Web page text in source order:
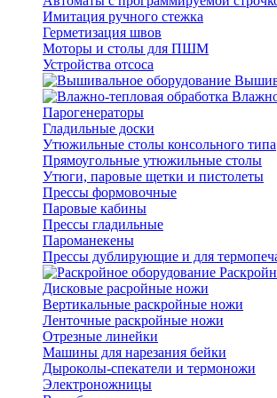
Имитация ручного стежка
Герметизация швов
Моторы и столы для ПШМ
Устройства отсоса
Парогенераторы
Гладильные доски
Утюжильные столы консольного типа
Прямоугольные утюжильные столы
Утюги, паровые щетки и пистолеты
Прессы формовочные
Паровые кабины
Прессы гладильные
Пароманекены
Прессы дублирующие и для
Дисковые расройные ножи
Вертикальные раскройные ножи
Ленточные раскройные ножи
Отрезные линейки
Машины для нарезания бейки
Дыроколы-спекатели и термоножи
Электроножницы